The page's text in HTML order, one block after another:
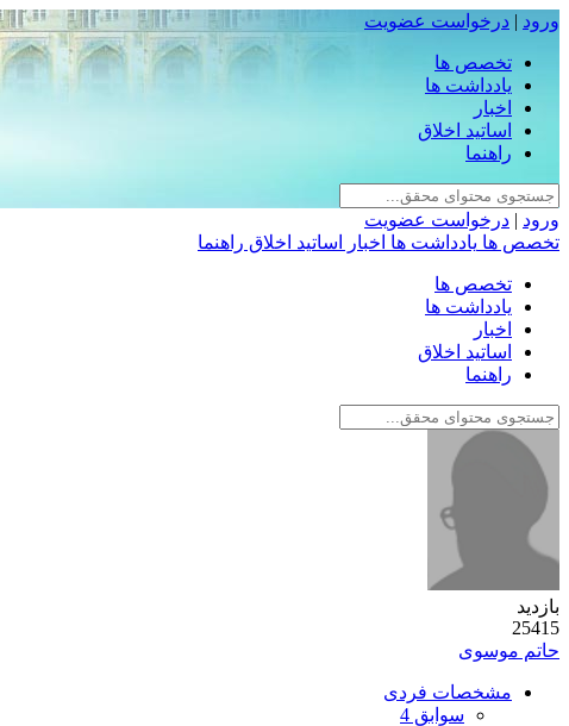
ورود | درخواست عضویت
تخصص ها
یادداشت ها
اخبار
اساتید اخلاق
راهنما
ورود | درخواست عضویت
تخصص ها یادداشت ها اخبار اساتید اخلاق راهنما
تخصص ها
یادداشت ها
اخبار
اساتید اخلاق
راهنما
بازدید
25415
حاتم موسوی
مشخصات فردی
سوابق 4